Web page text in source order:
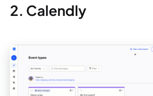
2. Calendly